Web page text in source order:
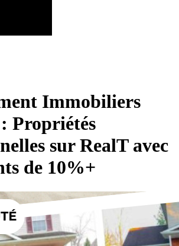
Immobiliers
Propriétés
sur RealT avec
de 10%+